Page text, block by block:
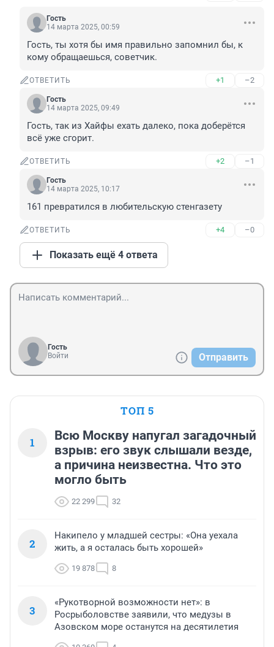
Гость
14 марта 2025, 00:59
Гость, ты хотя бы имя правильно запомнил бы, к
кому обращаешься, советчик.
ОТВЕТИТЬ +1 –2
Гость
14 марта 2025, 09:49
Гость, так из Хайфы ехать далеко, пока доберётся
всё уже сгорит.
ОТВЕТИТЬ +2 –1
Гость
14 марта 2025, 10:17
161 превратился в любительскую стенгазету
ОТВЕТИТЬ +4 –0
Показать ещё 4 ответа
Гость
Войти
Отправить
ТОП 5
1
Всю Москву напугал загадочный
взрыв: его звук слышали везде,
а причина неизвестна. Что это
могло быть
22 299 32
2
Накипело у младшей сестры: «Она уехала
жить, а я осталась быть хорошей»
19 878 8
3
«Рукотворной возможности нет»: в
Росрыболовстве заявили, что медузы в
Азовском море останутся на десятилетия